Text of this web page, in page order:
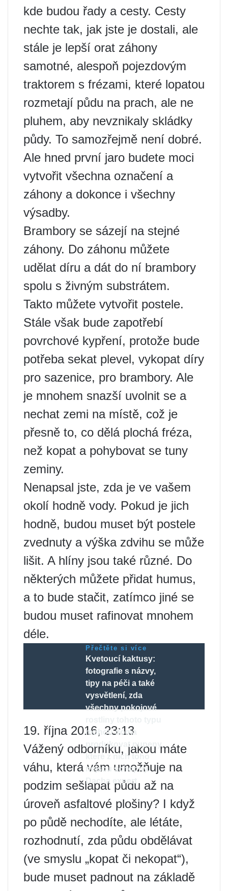
kde budou řady a cesty. Cesty
nechte tak, jak jste je dostali, ale
stále je lepší orat záhony
samotné, alespoň pojezdovým
traktorem s frézami, které lopatou
rozmetají půdu na prach, ale ne
pluhem, aby nevznikaly skládky
půdy. To samozřejmě není dobré.
Ale hned první jaro budete moci
vytvořit všechna označení a
záhony a dokonce i všechny
výsadby.
Brambory se sázejí na stejné
záhony. Do záhonu můžete
udělat díru a dát do ní brambory
spolu s živným substrátem.
Takto můžete vytvořit postele.
Stále však bude zapotřebí
povrchové kypření, protože bude
potřeba sekat plevel, vykopat díry
pro sazenice, pro brambory. Ale
je mnohem snazší uvolnit se a
nechat zemi na místě, což je
přesně to, co dělá plochá fréza,
než kopat a pohybovat se tuny
zeminy.
Nenapsal jste, zda je ve vašem
okolí hodně vody. Pokud je jich
hodně, budou muset být postele
zvednuty a výška zdvihu se může
lišit. A hlíny jsou také různé. Do
některých můžete přidat humus,
a to bude stačit, zatímco jiné se
budou muset rafinovat mnohem
déle.
Přečtěte si více
Kvetoucí kaktusy:
fotografie s názvy,
tipy na péči a také
vysvětlení, zda
všechny pokojové
mohou doma
produkovat pupeny,
které z nich toho
nejsou schopny.
Dacha expert
19. října 2016, 23:13
Vážený odborníku, jakou máte
váhu, která vám umožňuje na
podzim sešlapat půdu až na
úroveň asfaltové plošiny? I když
po půdě nechodíte, ale létáte,
rozhodnutí, zda půdu obdělávat
(ve smyslu „kopat či nekopat“),
bude muset padnout na základě